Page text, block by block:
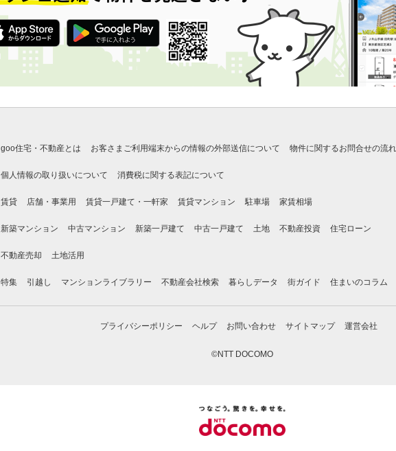
goo住宅・不動産とは お客さまご利用端末からの情報の外部送信について 物件に関するお問合せの流れ
個人情報の取り扱いについて 消費税に関する表記について
賃貸 店舗・事業用 賃貸一戸建て・一軒家 賃貸マンション 駐車場 家賃相場
新築マンション 中古マンション 新築一戸建て 中古一戸建て 土地 不動産投資 住宅ローン
不動産売却 土地活用
特集 引越し マンションライブラリー 不動産会社検索 暮らしデータ 街ガイド 住まいのコラム
プライバシーポリシー ヘルプ お問い合わせ サイトマップ 運営会社
©NTT DOCOMO